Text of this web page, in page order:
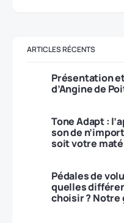
ARTICLES RÉCENTS
Présentation
d’Angine de
Tone Adapt :
son de
soit votre
Pédales de
quelles
choisir ?